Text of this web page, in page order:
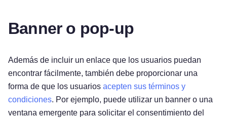
Banner o pop-up
Además de incluir un enlace que los usuarios puedan
encontrar fácilmente, también debe proporcionar una
forma de que los usuarios acepten sus términos y
condiciones. Por ejemplo, puede utilizar un banner o una
ventana emergente para solicitar el consentimiento del